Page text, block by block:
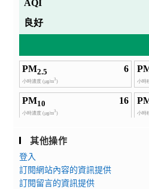
其他操作
登入
訂閱網站內容的資訊提供
訂閱留言的資訊提供